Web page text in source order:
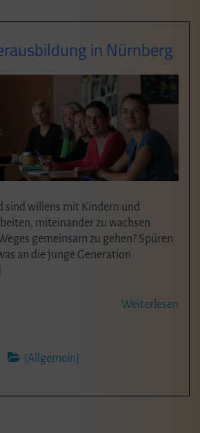
in Nürnberg
sind willens mit Kindern und
miteinander zu wachsen
gemeinsam zu gehen? Spüren
an die junge Generation
Weiterlesen
[Allgemein]